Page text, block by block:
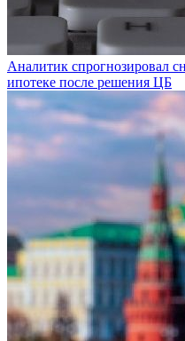
Аналитик спрогнозировал
ипотеке после решения ЦБ